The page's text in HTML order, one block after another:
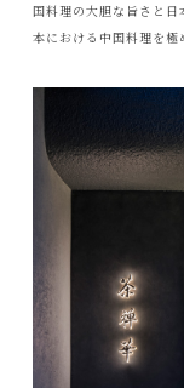
国料理の大胆な旨さと
本における中国料理を極